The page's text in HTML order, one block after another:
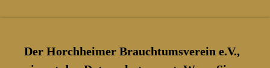
Der Horchheimer Brauchtumsverein e.V.,